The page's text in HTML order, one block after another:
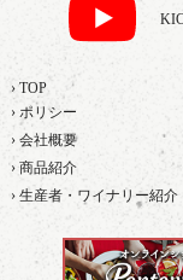
› TOP
› ポリシー
› 会社概要
› 商品紹介
› 生産者・ワイナリー紹介